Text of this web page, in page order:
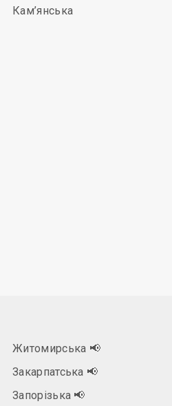
Кам’янська
Житомирська 📢
Закарпатська 📢
Запорізька 📢